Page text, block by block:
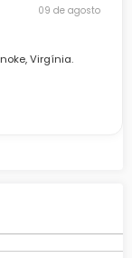
09 de agosto
Virgínia.